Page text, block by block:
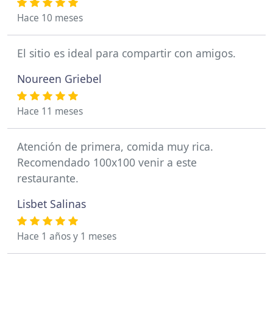
Hace 10 meses
El sitio es ideal para compartir con amigos.
Noureen Griebel
Hace 11 meses
Atención de primera, comida muy rica.
Recomendado 100x100 venir a este
restaurante.
Lisbet Salinas
Hace 1 años y 1 meses